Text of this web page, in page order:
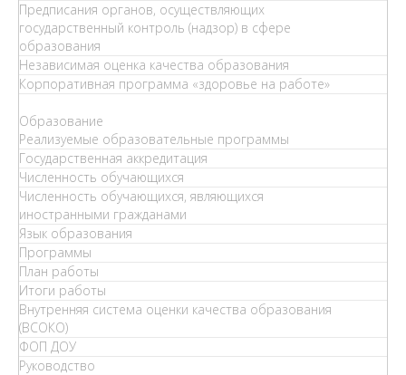
Предписания органов, осуществляющих
государственный контроль (надзор) в сфере
образования
Независимая оценка качества образования
Корпоративная программа «здоровье на работе»
Образование
Реализуемые образовательные программы
Государственная аккредитация
Численность обучающихся
Численность обучающихся, являющихся
иностранными гражданами
Язык образования
Программы
План работы
Итоги работы
Внутренняя система оценки качества образования
(ВСОКО)
ФОП ДОУ
Руководство